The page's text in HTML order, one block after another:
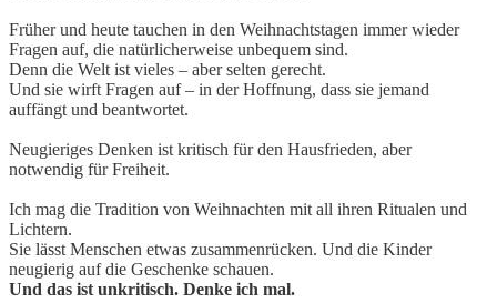
Früher und heute tauchen in den Weihnachtstagen immer wieder
Fragen auf, die natürlicherweise unbequem sind.
Denn die Welt ist vieles – aber selten gerecht.
Und sie wirft Fragen auf – in der Hoffnung, dass sie jemand
auffängt und beantwortet.
Neugieriges Denken ist kritisch für den Hausfrieden, aber
notwendig für Freiheit.
Ich mag die Tradition von Weihnachten mit all ihren Ritualen und
Lichtern.
Sie lässt Menschen etwas zusammenrücken. Und die Kinder
neugierig auf die Geschenke schauen.
Und das ist unkritisch. Denke ich mal.